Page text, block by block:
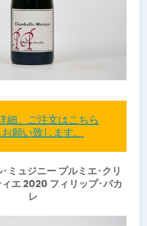
細、ご注文はこちら
願い致します。
ミュジニー プルミエ･クリ
エ 2020 フィリップ･パカ
レ